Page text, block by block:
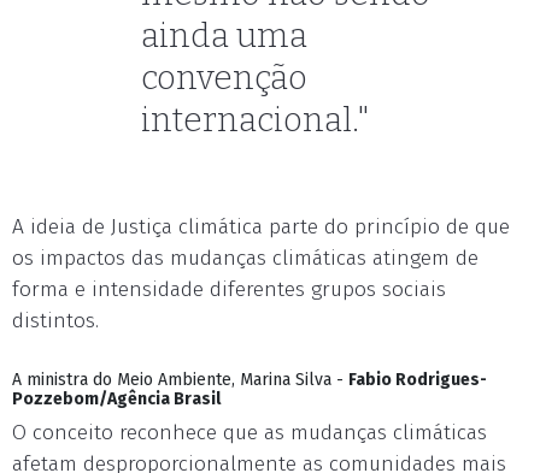
ainda uma
convenção
internacional."
A ideia de Justiça climática parte do princípio de que
os impactos das mudanças climáticas atingem de
forma e intensidade diferentes grupos sociais
distintos.
A ministra do Meio Ambiente, Marina Silva - Fabio Rodrigues-
Pozzebom/Agência Brasil
O conceito reconhece que as mudanças climáticas
afetam desproporcionalmente as comunidades mais